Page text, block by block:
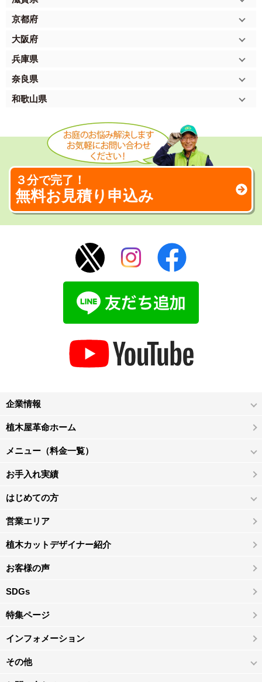
京都府
大阪府
兵庫県
奈良県
和歌山県
３分で完了！
無料お見積り申込み
企業情報
植木屋革命ホーム
メニュー（料金一覧）
お手入れ実績
はじめての方
営業エリア
植木カットデザイナー紹介
お客様の声
SDGs
特集ページ
インフォメーション
その他